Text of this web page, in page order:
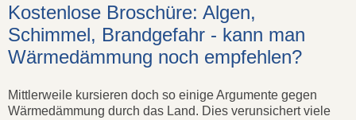
Kostenlose Broschüre: Algen,
Schimmel, Brandgefahr - kann man
Wärmedämmung noch empfehlen?
Mittlerweile kursieren doch so einige Argumente gegen
Wärmedämmung durch das Land. Dies verunsichert viele